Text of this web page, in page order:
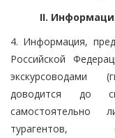
II.
4. Информация,
Российской
экскурсоводами
доводится до
самостоятельно
турагентов,